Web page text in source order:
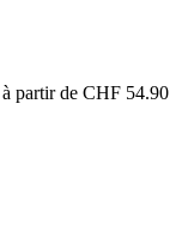
à partir de CHF 54.90